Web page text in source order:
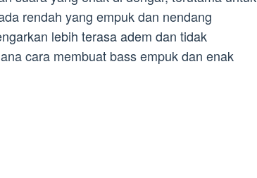
rendah yang empuk dan nendang
lebih terasa adem dan tidak
cara membuat bass empuk dan enak